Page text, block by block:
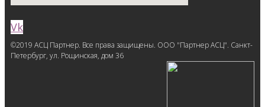
Vk
©2019 АСЦ Партнер. Все права защищены. ООО "Партнер АСЦ". Санкт-
Петербург, ул. Рощинская, дом 36